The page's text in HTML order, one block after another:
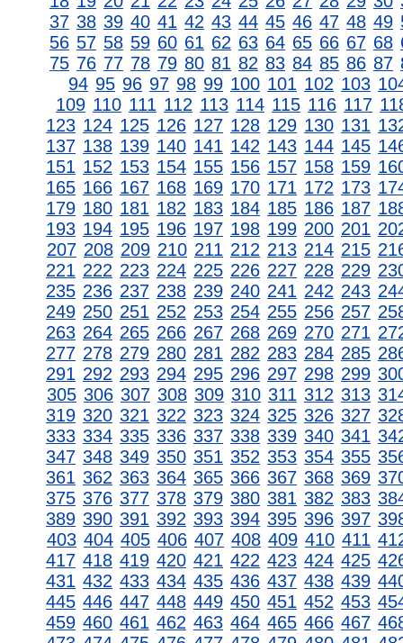
37 38 39 40 41 42 43 44 45 46 47 48 49
56 57 58 59 60 61 62 63 64 65 66 67 68
75 76 77 78 79 80 81 82 83 84 85 86 87
94 95 96 97 98 99 100 101 102 103
109 110 111 112 113 114 115 116 117
123 124 125 126 127 128 129 130 131
137 138 139 140 141 142 143 144 145
151 152 153 154 155 156 157 158 159
165 166 167 168 169 170 171 172 173
179 180 181 182 183 184 185 186 187
193 194 195 196 197 198 199 200 201
207 208 209 210 211 212 213 214 215
221 222 223 224 225 226 227 228 229
235 236 237 238 239 240 241 242 243
249 250 251 252 253 254 255 256 257
263 264 265 266 267 268 269 270 271
277 278 279 280 281 282 283 284 285
291 292 293 294 295 296 297 298 299
305 306 307 308 309 310 311 312 313
319 320 321 322 323 324 325 326 327
333 334 335 336 337 338 339 340 341
347 348 349 350 351 352 353 354 355
361 362 363 364 365 366 367 368 369
375 376 377 378 379 380 381 382 383
389 390 391 392 393 394 395 396 397
403 404 405 406 407 408 409 410 411
417 418 419 420 421 422 423 424 425
431 432 433 434 435 436 437 438 439
445 446 447 448 449 450 451 452 453
459 460 461 462 463 464 465 466 467